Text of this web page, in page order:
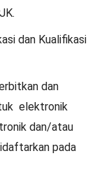
dan Kualifikasi
dan
elektronik
dan/atau
pada